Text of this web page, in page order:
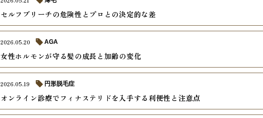
セルフブリーチの危険性とプロとの決定的な差
女性ホルモンが守る髪の成長と加齢の変化
2026.05.20 AGA
オンライン診療でフィナステリドを入手する利便性と注意点
2026.05.19 円形脱毛症